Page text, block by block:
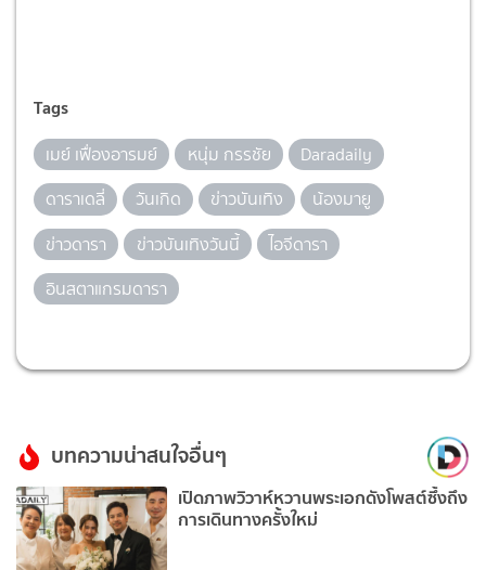
Tags
เมย์ เฟื่องอารมย์ หนุ่ม กรรชัย
Daradaily
ดาราเดลี่
วันเกิด ข่าวบันเทิง
น้องมายู
ข่าวดารา
ข่าวบันเทิงวันนี้
ไอจีดารา
อินสตาแกรมดารา
บทความน่าสนใจอื่นๆ
เปิดภาพวิวาห์หวานพระเอกดังโพสต์ซึ้งถึง
การเดินทางครั้งใหม่